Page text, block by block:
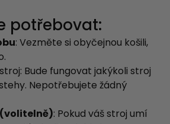
potřebovat:
: Vezměte si obyčejnou košili,
Bude fungovat jakýkoli stroj
Nepotřebujete žádný
: Pokud váš stroj umí